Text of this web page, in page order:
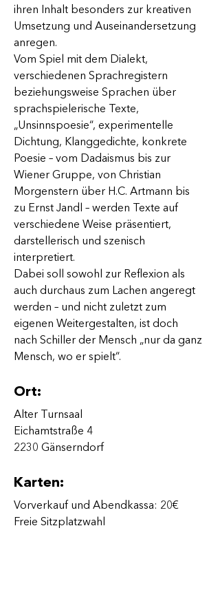
ihren Inhalt besonders zur kreativen
Umsetzung und Auseinandersetzung
anregen.
Vom Spiel mit dem Dialekt,
verschiedenen Sprachregistern
beziehungsweise Sprachen über
sprachspielerische Texte,
„Unsinnspoesie“, experimentelle
Dichtung, Klanggedichte, konkrete
Poesie – vom Dadaismus bis zur
Wiener Gruppe, von Christian
Morgenstern über H.C. Artmann bis
zu Ernst Jandl – werden Texte auf
verschiedene Weise präsentiert,
darstellerisch und szenisch
interpretiert.
Dabei soll sowohl zur Reflexion als
auch durchaus zum Lachen angeregt
werden – und nicht zuletzt zum
eigenen Weitergestalten, ist doch
nach Schiller der Mensch „nur da ganz
Mensch, wo er spielt“.
Ort:
Alter Turnsaal
Eichamtstraße 4
2230 Gänserndorf
Karten:
Vorverkauf und Abendkassa: 20€
Freie Sitzplatzwahl